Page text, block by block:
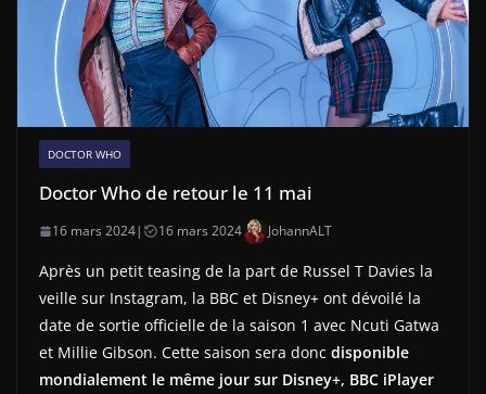
DOCTOR WHO
Doctor Who de retour le 11 mai
16 mars 2024| 16 mars 2024 JohannALT
Après un petit teasing de la part de Russel T Davies la
veille sur Instagram, la BBC et Disney+ ont dévoilé la
date de sortie officielle de la saison 1 avec Ncuti Gatwa
et Millie Gibson. Cette saison sera donc disponible
mondialement le même jour sur Disney+, BBC iPlayer